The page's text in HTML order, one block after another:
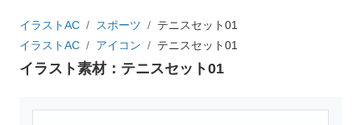
イラストAC スポーツ
テニスセット01
イラストAC
アイコン テニスセット01
イラスト素材：テニスセット01